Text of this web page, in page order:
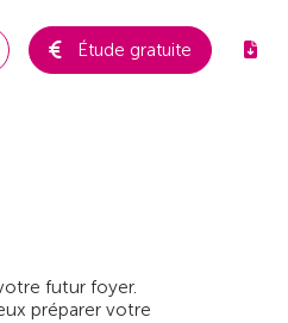
Étude gratuite
futur foyer.
préparer votre